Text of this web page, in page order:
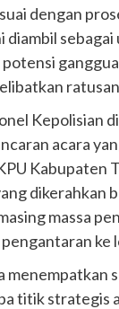
dengan
diambil sebagai
Kepolisian
acara
Kabupaten
dikerahkan
massa
ke
menempatkan
titik strategis